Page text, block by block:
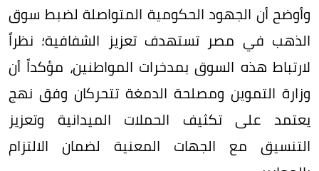
وأوضح أن الجهود الحكومية المتواصلة لضبط سوق
الذهب في مصر تستهدف تعزيز الشفافية؛ نظراً
لارتباط هذه السوق بمدخرات المواطنين، مؤكداً أن
وزارة التموين ومصلحة الدمغة تتحركان وفق نهج
يعتمد على تكثيف الحملات الميدانية وتعزيز
التنسيق مع الجهات المعنية لضمان الالتزام